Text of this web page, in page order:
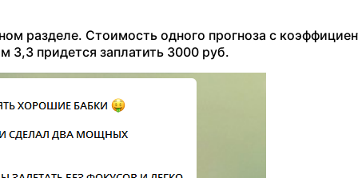
разделе. Стоимость одного прогноза с
3,3 придется заплатить 3000 руб.